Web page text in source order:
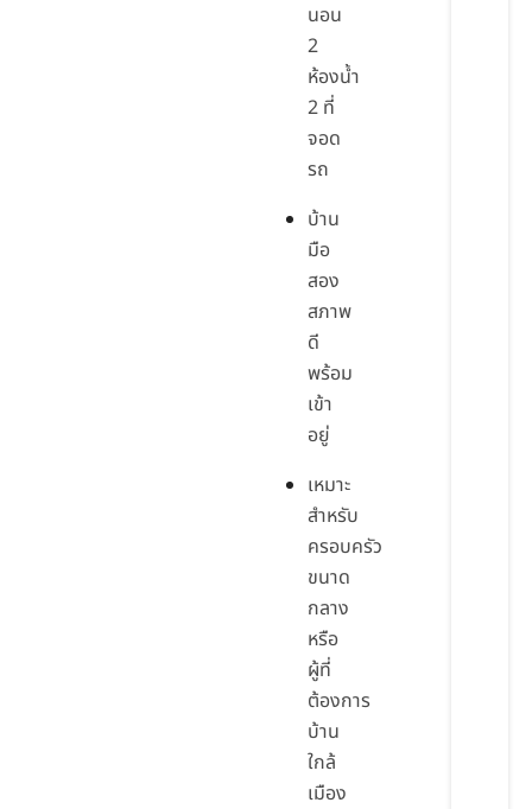
นอน
2
ห้องน้ำ
2 ที่
จอด
รถ
บ้าน
มือ
สอง
สภาพ
ดี
พร้อม
เข้า
อยู่
เหมาะ
สำหรับ
ครอบครัว
ขนาด
กลาง
หรือ
ผู้ที่
ต้องการ
บ้าน
ใกล้
เมือง